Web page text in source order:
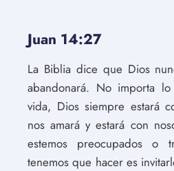
Juan 14:27
La Biblia dice que Dios
abandonará. No importa
vida, Dios siempre estará
nos amará y estará con
estemos preocupados o
tenemos que hacer es